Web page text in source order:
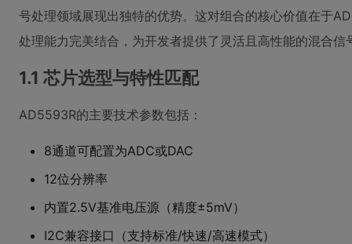
号处理领域展现出独特的优势。这对组合的核心价值在于
处理能力完美结合，为开发者提供了灵活且高性能的混合信
1.1 芯片选型与特性匹配
AD5593R的主要技术参数包括：
8通道可配置为ADC或DAC
12位分辨率
内置2.5V基准电压源（精度±5mV）
I2C兼容接口（支持标准/快速/高速模式）